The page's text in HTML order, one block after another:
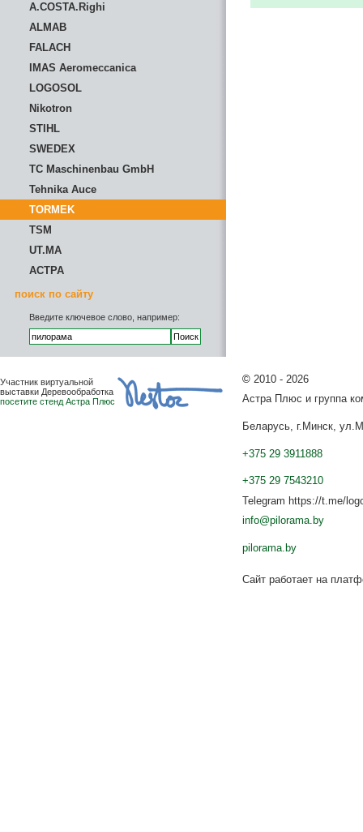
A.COSTA.Righi
ALMAB
FALACH
IMAS Aeromeccanica
LOGOSOL
Nikotron
STIHL
SWEDEX
TC Maschinenbau GmbH
Tehnika Auce
TORMEK
TSM
UT.MA
АСТРА
поиск по сайту
Введите ключевое слово, например:
Участник виртуальной
выставки Деревообработка
посетите стенд Астра Плюс
© 2010 - 2026
Астра Плюс и группа
Беларусь, г.Минск,
+375 29 3911888
+375 29 7543210
Telegram https://t.me/
info@pilorama.by
pilorama.by
Сайт работает на